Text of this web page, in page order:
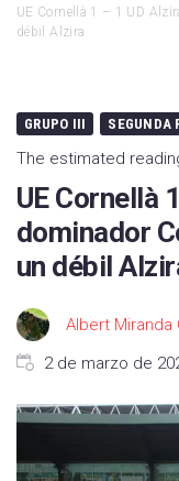
UE Cornellà 1 – 1 UD
débil Alzira
GRUPO III SEGUNDA
The estimated
UE Cornellà
dominador
un débil
Albert
2 de marzo de